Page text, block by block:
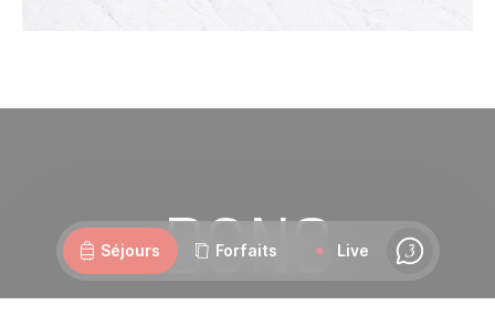
BONS
Séjours Forfaits Live
Chat